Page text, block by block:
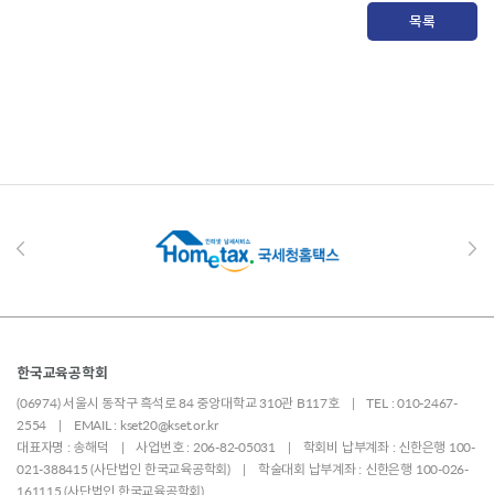
목록
한국교육공학회
(06974) 서울시 동작구 흑석로 84 중앙대학교 310관 B117호 | TEL : 010-2467-
2554 | EMAIL : kset20@kset.or.kr
대표자명 : 송해덕 | 사업번호 : 206-82-05031 | 학회비 납부계좌 : 신한은행 100-
021-388415 (사단법인 한국교육공학회) | 학술대회 납부계좌 : 신한은행 100-026-
161115 (사단법인 한국교육공학회)